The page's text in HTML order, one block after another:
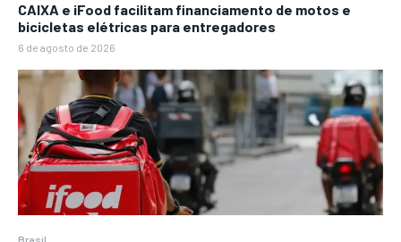
CAIXA e iFood facilitam financiamento de motos e
bicicletas elétricas para entregadores
6 de agosto de 2026
Brasil